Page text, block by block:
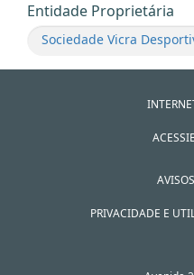
Entidade Proprietária
Sociedade Vicra
PRIVACIDADE E